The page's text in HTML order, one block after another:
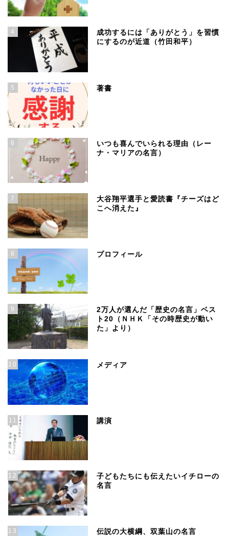
4
成功するには「ありがとう」を習慣
にするのが近道（竹田和平）
5 著書
6
いつも喜んでいられる理由（レー
ナ・マリアの名言）
7
大谷翔平選手と愛読書『チーズはど
こへ消えた』
8 プロフィール
9
2万人が選んだ「歴史の名言」ベス
ト20（ＮＨＫ「その時歴史が動い
た」より）
10 メディア
11 講演
12
子どもたちにも伝えたいイチローの
名言
13 伝説の大横綱、双葉山の名言